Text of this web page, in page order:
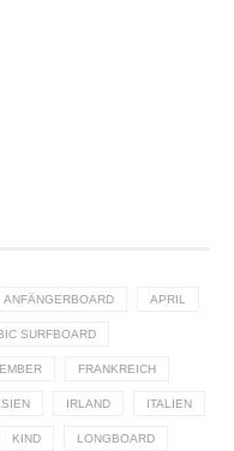
ANFÄNGERBOARD APRIL
SURFBOARD
FRANKREICH
IRLAND ITALIEN
KIND LONGBOARD